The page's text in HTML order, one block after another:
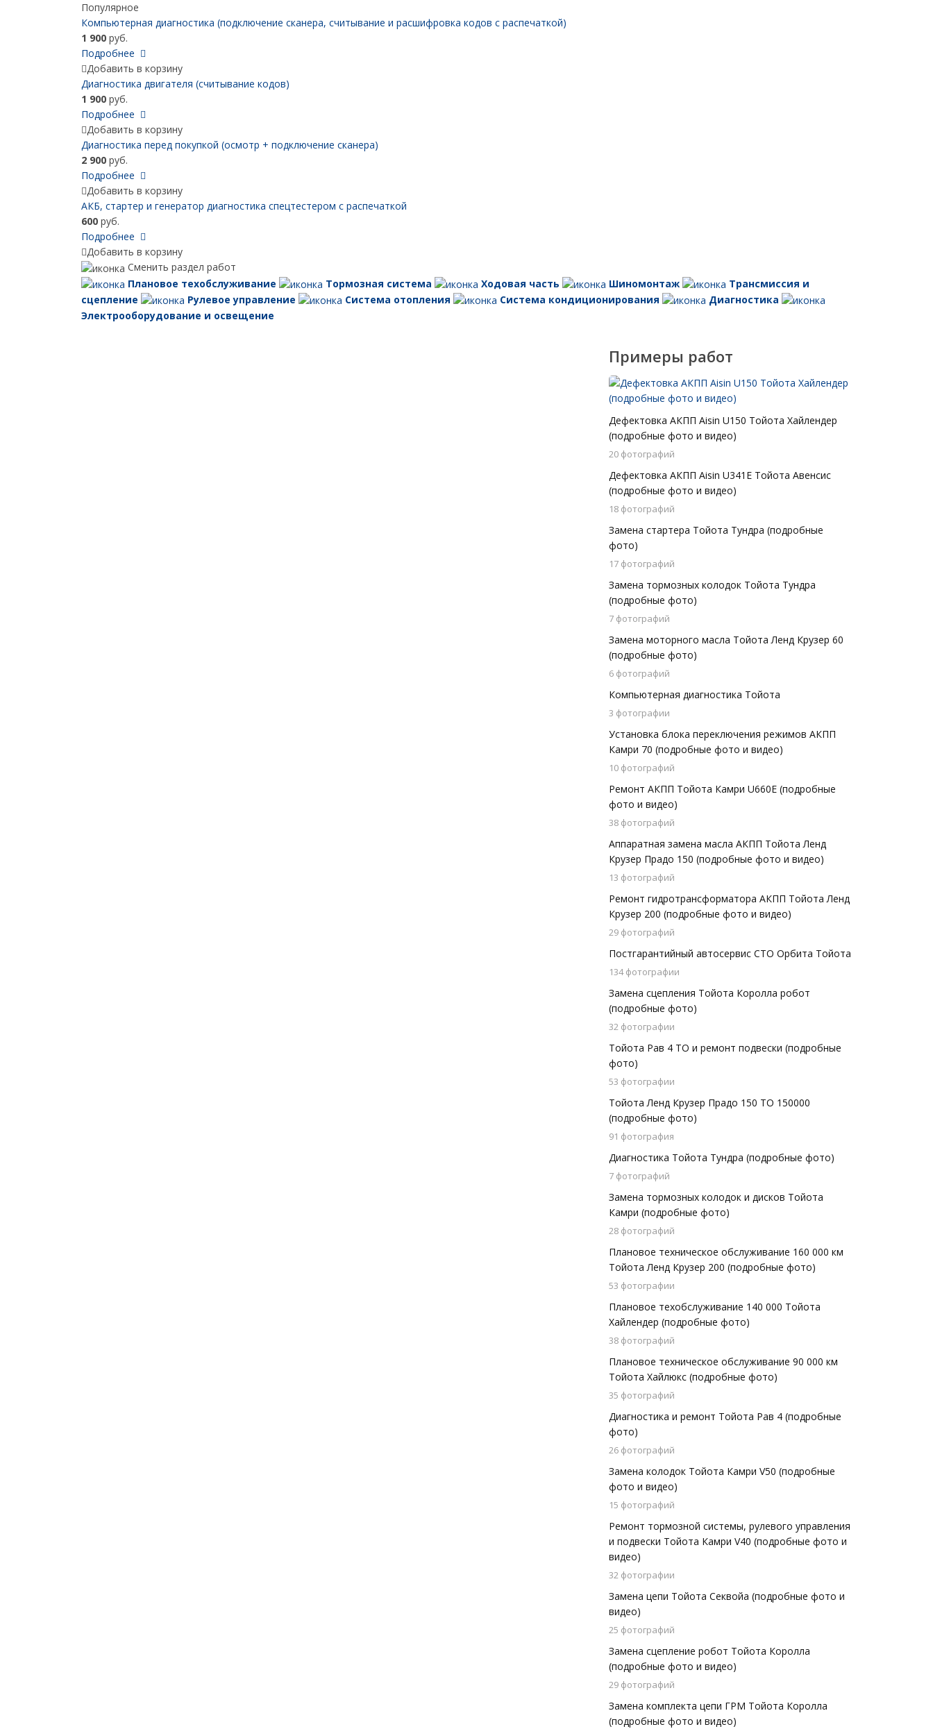
Популярное
Компьютерная диагностика (подключение сканера, считывание и расшифровка кодов с распечаткой)
1 900 руб.
Подробнее
Добавить в корзину
Диагностика двигателя (считывание кодов)
1 900 руб.
Подробнее
Добавить в корзину
Диагностика перед покупкой (осмотр + подключение сканера)
2 900 руб.
Подробнее
Добавить в корзину
АКБ, cтартер и генератор диагностика спецтестером с распечаткой
600 руб.
Подробнее
Добавить в корзину
Сменить раздел работ
Плановое техобслуживание
Тормозная система Ходовая часть Шиномонтаж
Трансмиссия и
сцепление
Рулевое управление Система отопления Система кондиционирования
Диагностика
Электрооборудование и освещение
Примеры работ
Дефектовка АКПП Aisin U150 Тойота Хайлендер
(подробные фото и видео)
20 фотографий
Дефектовка АКПП Aisin U341E Тойота Авенсис
(подробные фото и видео)
18 фотографий
Замена стартера Тойота Тундра (подробные
фото)
17 фотографий
Замена тормозных колодок Тойота Тундра
(подробные фото)
7 фотографий
Замена моторного масла Тойота Ленд Крузер 60
(подробные фото)
6 фотографий
Компьютерная диагностика Тойота
3 фотографии
Установка блока переключения режимов АКПП
Камри 70 (подробные фото и видео)
10 фотографий
Ремонт АКПП Тойота Камри U660E (подробные
фото и видео)
38 фотографий
Аппаратная замена масла АКПП Тойота Ленд
Крузер Прадо 150 (подробные фото и видео)
13 фотографий
Ремонт гидротрансформатора АКПП Тойота Ленд
Крузер 200 (подробные фото и видео)
29 фотографий
Постгарантийный автосервис СТО Орбита Тойота
134 фотографии
Замена сцепления Тойота Королла робот
(подробные фото)
32 фотографии
Тойота Рав 4 ТО и ремонт подвески (подробные
фото)
53 фотографии
Тойота Ленд Крузер Прадо 150 ТО 150000
(подробные фото)
91 фотография
Диагностика Тойота Тундра (подробные фото)
7 фотографий
Замена тормозных колодок и дисков Тойота
Камри (подробные фото)
28 фотографий
Плановое техническое обслуживание 160 000 км
Тойота Ленд Крузер 200 (подробные фото)
53 фотографии
Плановое техобслуживание 140 000 Тойота
Хайлендер (подробные фото)
38 фотографий
Плановое техническое обслуживание 90 000 км
Тойота Хайлюкс (подробные фото)
35 фотографий
Диагностика и ремонт Тойота Рав 4 (подробные
фото)
26 фотографий
Замена колодок Тойота Камри V50 (подробные
фото и видео)
15 фотографий
Ремонт тормозной системы, рулевого управления
и подвески Тойота Камри V40 (подробные фото и
видео)
32 фотографии
Замена цепи Тойота Секвойа (подробные фото и
видео)
25 фотографий
Замена сцепление робот Тойота Королла
(подробные фото и видео)
29 фотографий
Замена комплекта цепи ГРМ Тойота Королла
(подробные фото и видео)